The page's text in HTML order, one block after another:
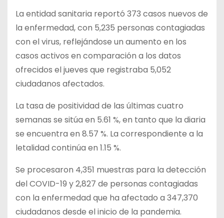
La entidad sanitaria reportó 373 casos nuevos de
la enfermedad, con 5,235 personas contagiadas
con el virus, reflejándose un aumento en los
casos activos en comparación a los datos
ofrecidos el jueves que registraba 5,052
ciudadanos afectados.
La tasa de positividad de las últimas cuatro
semanas se sitúa en 5.61 %, en tanto que la diaria
se encuentra en 8.57 %. La correspondiente a la
letalidad continúa en 1.15 %.
Se procesaron 4,351 muestras para la detección
del COVID-19 y 2,827 de personas contagiadas
con la enfermedad que ha afectado a 347,370
ciudadanos desde el inicio de la pandemia.